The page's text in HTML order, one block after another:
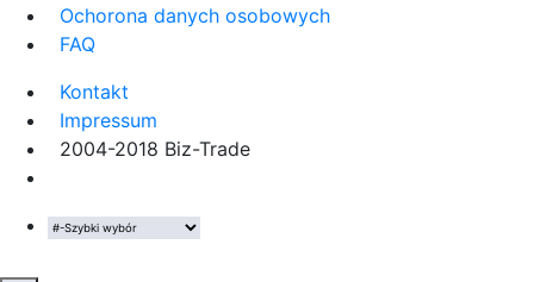
Ochorona danych osobowych
FAQ
Kontakt
Impressum
2004-2018 Biz-Trade